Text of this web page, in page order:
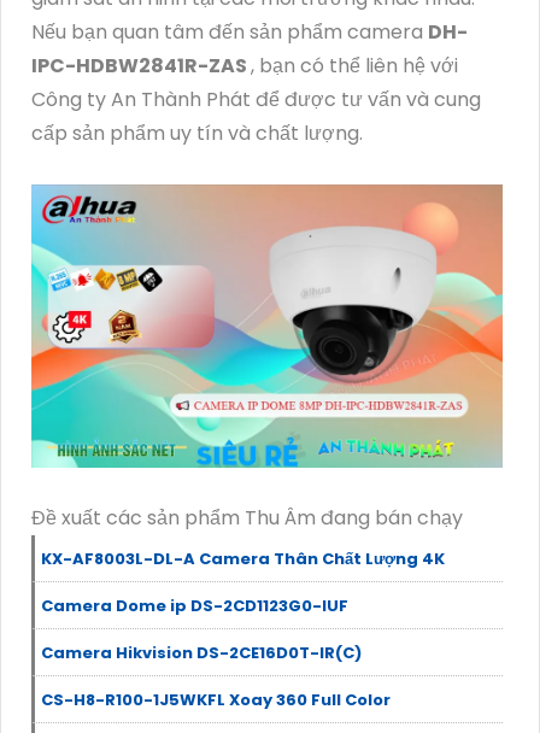
Nếu bạn quan tâm đến sản phẩm camera DH-
IPC-HDBW2841R-ZAS, bạn có thể liên hệ với
Công ty An Thành Phát để được tư vấn và cung
cấp sản phẩm uy tín và chất lượng.
Đề xuất các sản phẩm Thu Âm đang bán chạy
KX-AF8003L-DL-A Camera Thân Chất Lượng 4K
Camera Dome ip DS-2CD1123G0-IUF
Camera Hikvision DS-2CE16D0T-IR(C)
CS-H8-R100-1J5WKFL Xoay 360 Full Color